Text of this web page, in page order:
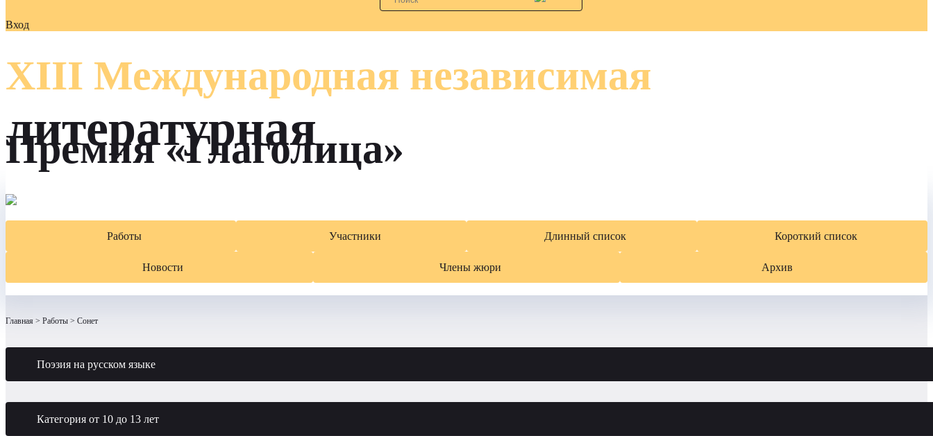
Вход
XIII Международная независимая
литературная
Премия «Глаголица»
Работы Участники Длинный список Короткий список
Новости Члены жюри Архив
Главная Работы Сонет
Поэзия на русском языке
Категория от 10 до 13 лет